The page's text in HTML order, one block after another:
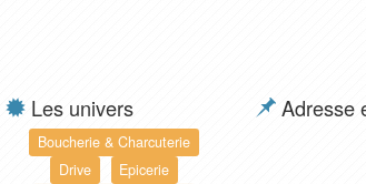
Les univers
Boucherie & Charcuterie
Drive
Epicerie
Adresse